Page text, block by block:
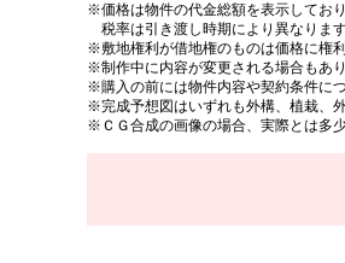
※価格は物件の代金総額を表示してお
税率は引き渡し時期により異なりま
※敷地権利が借地権のものは価格に権利
※制作中に内容が変更される場合もあ
※購入の前には物件内容や契約条件に
※完成予想図はいずれも外構、植栽、
※ＣＧ合成の画像の場合、実際とは多